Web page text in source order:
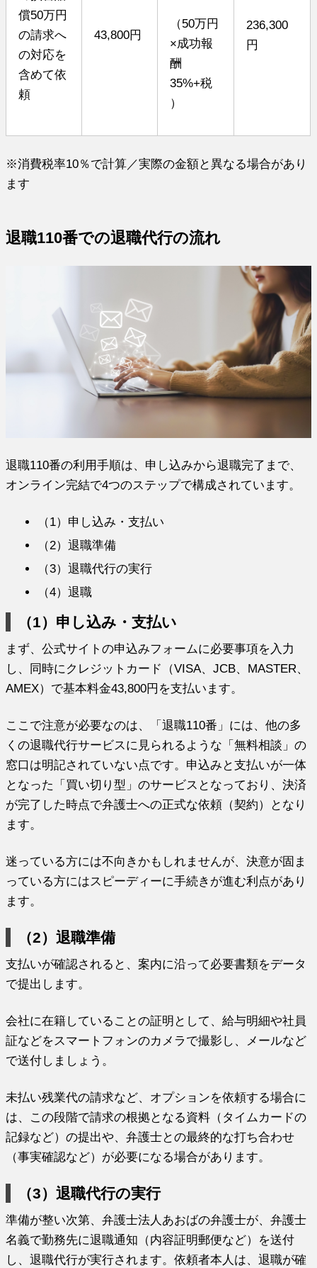
償50万円
の請求へ
の対応を
含めて依
頼
43,800円
（50万円
×成功報
酬
35%+税
）
236,300
円
※消費税率10％で計算／実際の金額と異なる場合があり
ます
退職110番での退職代行の流れ
退職110番の利用手順は、申し込みから退職完了まで、
オンライン完結で4つのステップで構成されています。
（1）申し込み・支払い
（2）退職準備
（3）退職代行の実行
（4）退職
（1）申し込み・支払い
まず、公式サイトの申込みフォームに必要事項を入力
し、同時にクレジットカード（VISA、JCB、MASTER、
AMEX）で基本料金43,800円を支払います。
ここで注意が必要なのは、「退職110番」には、他の多
くの退職代行サービスに見られるような「無料相談」の
窓口は明記されていない点です。申込みと支払いが一体
となった「買い切り型」のサービスとなっており、決済
が完了した時点で弁護士への正式な依頼（契約）となり
ます。
迷っている方には不向きかもしれませんが、決意が固ま
っている方にはスピーディーに手続きが進む利点があり
ます。
（2）退職準備
支払いが確認されると、案内に沿って必要書類をデータ
で提出します。
会社に在籍していることの証明として、給与明細や社員
証などをスマートフォンのカメラで撮影し、メールなど
で送付しましょう。
未払い残業代の請求など、オプションを依頼する場合に
は、この段階で請求の根拠となる資料（タイムカードの
記録など）の提出や、弁護士との最終的な打ち合わせ
（事実確認など）が必要になる場合があります。
（3）退職代行の実行
準備が整い次第、弁護士法人あおばの弁護士が、弁護士
名義で勤務先に退職通知（内容証明郵便など）を送付
し、退職代行が実行されます。依頼者本人は、退職が確